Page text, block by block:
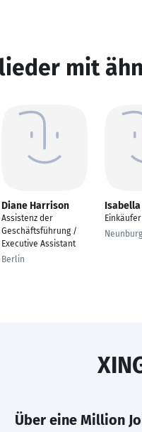
mit
Diane Harrison
Assistenz der
Geschäftsführung /
Executive Assistant
Berlin
Einkäufer
Über eine Million